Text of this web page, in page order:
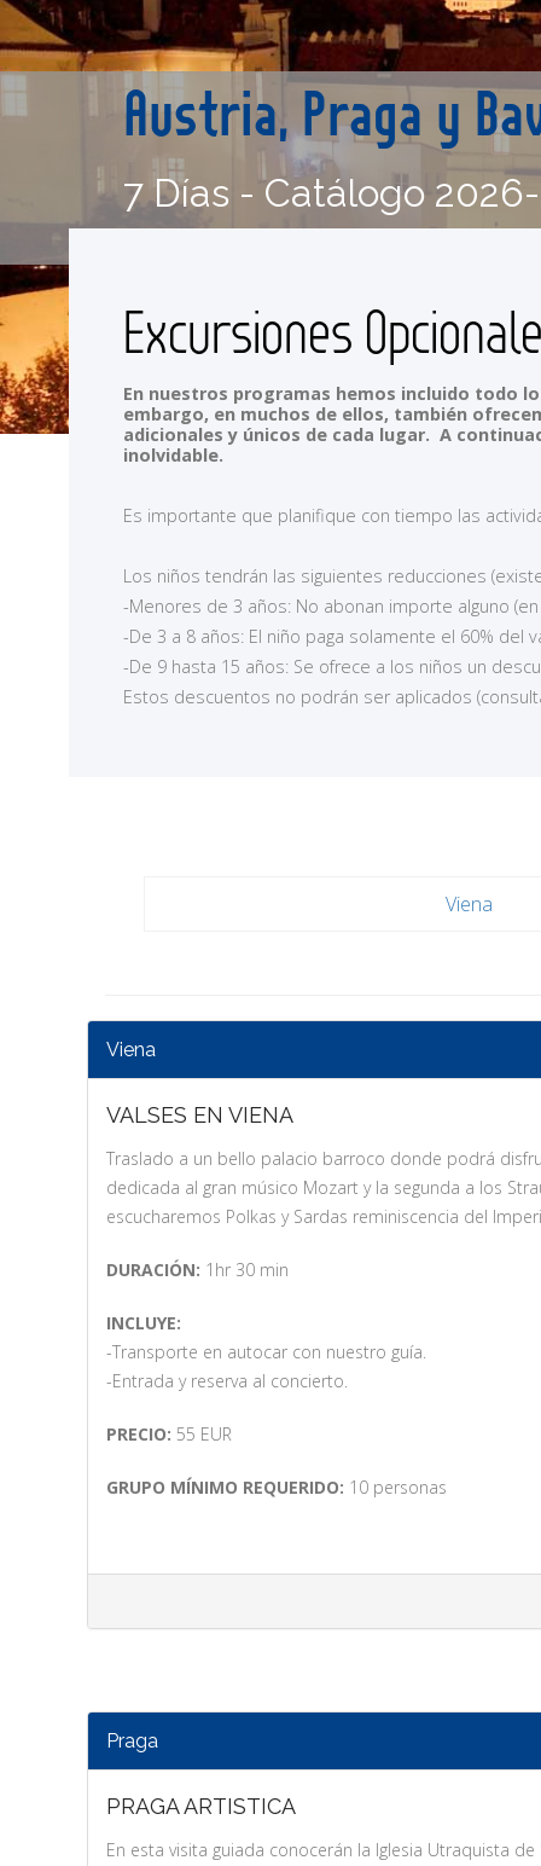
Austria, Praga y
7 Días - Catálogo
Excursiones
En nuestros programas hemos incluido todo
embargo, en muchos de ellos, también
adicionales y únicos de cada lugar. A
inolvidable.
Es importante que planifique con tiempo las
Los niños tendrán las siguientes reducciones
-Menores de 3 años: No abonan importe alguno
-De 3 a 8 años: El niño paga solamente el 60% del
-De 9 hasta 15 años: Se ofrece a los niños un
Estos descuentos no podrán ser aplicados
Viena
Viena
VALSES EN VIENA
Traslado a un bello palacio barroco donde podrá
dedicada al gran músico Mozart y la segunda a los
escucharemos Polkas y Sardas reminiscencia del
DURACIÓN: 1hr 30 min
INCLUYE:
-Transporte en autocar con nuestro guía.
-Entrada y reserva al concierto.
PRECIO: 55 EUR
GRUPO MÍNIMO REQUERIDO: 10 personas
Praga
PRAGA ARTISTICA
En esta visita guiada conocerán la Iglesia Utraquista